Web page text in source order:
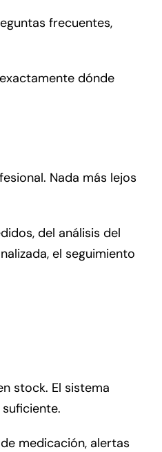
frecuentes,
dónde
Nada más lejos
del análisis del
el seguimiento
stock. El sistema
medicación, alertas